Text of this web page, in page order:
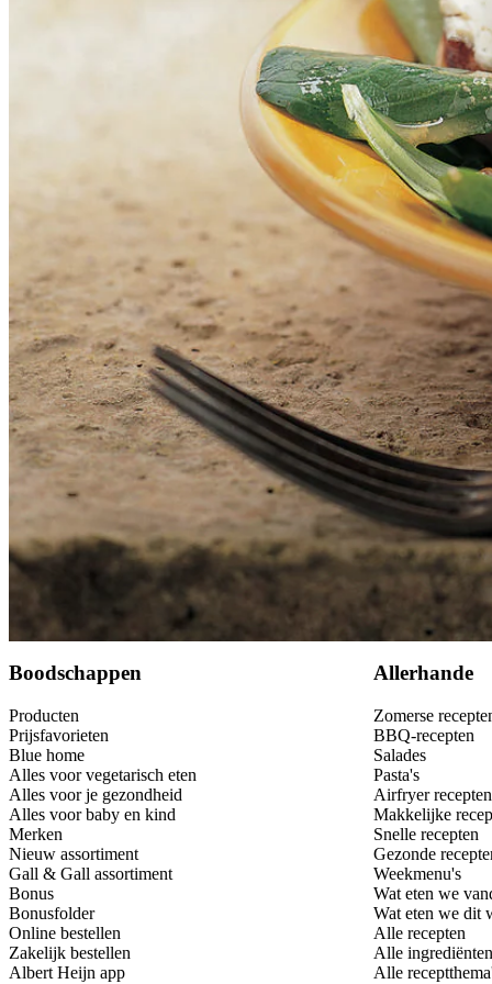
Boodschappen
Producten
Prijsfavorieten
Blue home
Alles voor vegetarisch eten
Alles voor je gezondheid
Alles voor baby en kind
Merken
Nieuw assortiment
Gall & Gall assortiment
Bonus
Bonusfolder
Online bestellen
Zakelijk bestellen
Albert Heijn app
Allerhande
Zomerse
BBQ-recepten
Salades
Pasta's
Airfryer recepten
Makkelijke
Snelle recepten
Gezonde
Weekmenu's
Wat eten we
Wat eten we dit
Alle recepten
Alle ingrediënten
Alle